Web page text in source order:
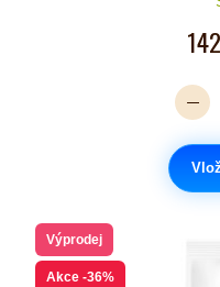
Výprodej
Akce -36%